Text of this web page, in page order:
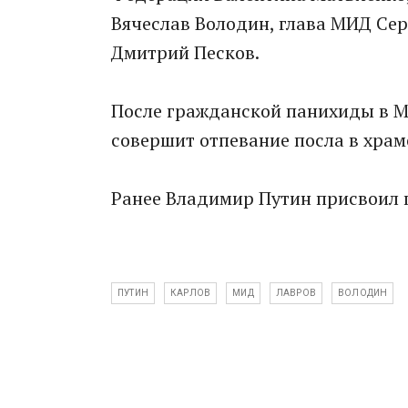
Вячеслав Володин, глава МИД
Дмитрий Песков.
После гражданской панихиды в
совершит отпевание посла в
Ранее Владимир Путин присвоил
ПУТИН КАРЛОВ МИД ЛАВРОВ ВОЛОДИН